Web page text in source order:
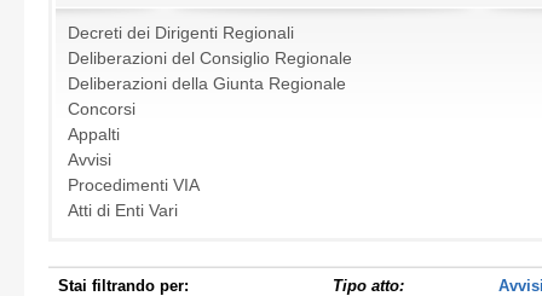
Decreti dei Dirigenti Regionali
Deliberazioni del Consiglio Regionale
Deliberazioni della Giunta Regionale
Concorsi
Appalti
Avvisi
Procedimenti VIA
Atti di Enti Vari
Stai filtrando per: Tipo atto: